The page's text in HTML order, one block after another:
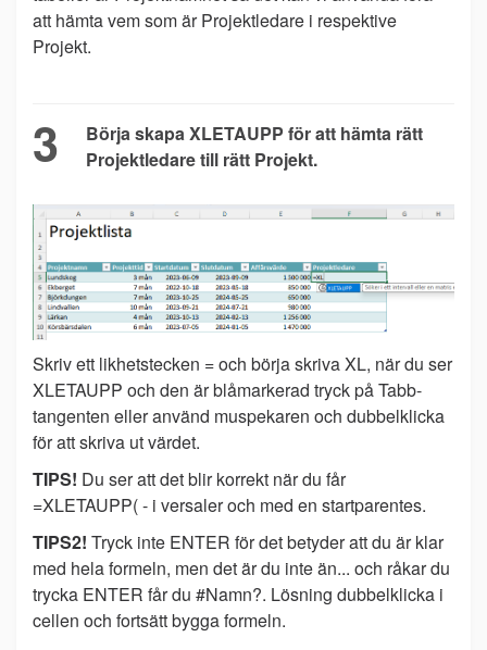
att hämta vem som är Projektledare i respektive
Projekt.
3
Börja skapa XLETAUPP för att hämta rätt
Projektledare till rätt Projekt.
Skriv ett likhetstecken = och börja skriva XL, när du ser
XLETAUPP och den är blåmarkerad tryck på Tabb-
tangenten eller använd muspekaren och dubbelklicka
för att skriva ut värdet.
TIPS! Du ser att det blir korrekt när du får
=XLETAUPP( - i versaler och med en startparentes.
TIPS2! Tryck inte ENTER för det betyder att du är klar
med hela formeln, men det är du inte än... och råkar du
trycka ENTER får du #Namn?. Lösning dubbelklicka i
cellen och fortsätt bygga formeln.